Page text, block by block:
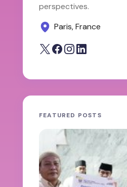
perspectives.
Paris, France
FEATURED POSTS